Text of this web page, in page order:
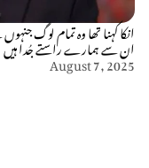
انکا کہنا تھا وہ تمام لوگ
ان سے ہمارے راستے جُدا ہیں
August 7, 2025